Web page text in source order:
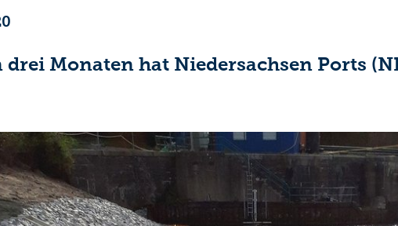
Monaten hat Niedersachsen Ports